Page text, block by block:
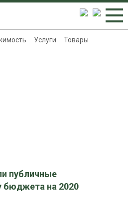
Услуги Товары
публичные
бюджета на 2020